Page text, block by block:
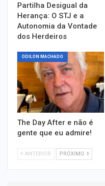
Partilha Desigual da
Herança: O STJ e a
Autonomia da Vontade
dos Herdeiros
ODILON MACHADO
The Day After e não é
gente que eu admire!
ANTERIOR PRÓXIMO